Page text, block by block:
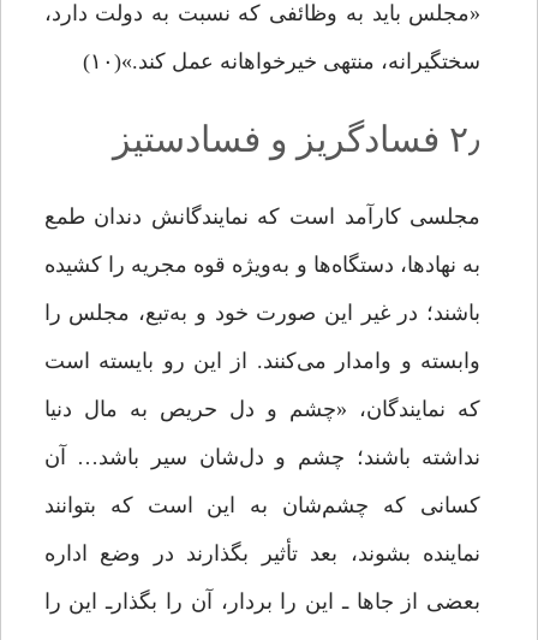
«مجلس باید به وظائفی که نسبت به دولت دارد،
سختگیرانه، منتهی خیرخواهانه عمل کند.»(۱۰)
۲٫ فسادگریز و فسادستیز
مجلسی کارآمد است که نمایندگانش دندان طمع
به نهادها، دستگاه‌ها و به‌ویژه قوه مجریه را کشیده
باشند؛ در غیر این صورت خود و به‌تبع، مجلس را
وابسته و وامدار می‌کنند. از این ‌رو بایسته است
که نمایندگان، «چشم و دل حریص به مال دنیا
نداشته باشند؛ چشم و دل‌شان سیر باشد… آن‌
کسانی که چشم‌شان به این است که بتوانند
نماینده بشوند، بعد تأثیر بگذارند در وضع اداره‌
بعضی از جاها ـ این را بردار، آن را بگذارـ این را